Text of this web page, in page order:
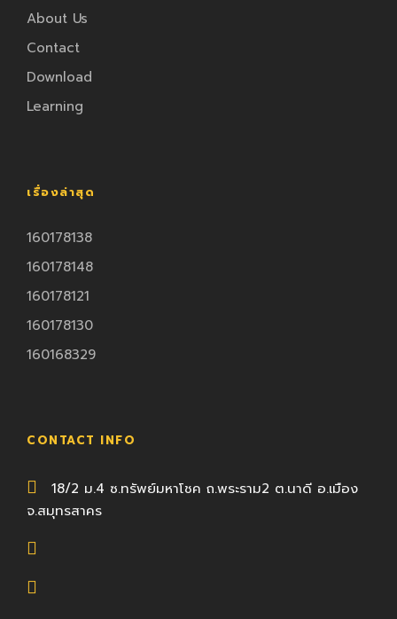
About Us
Contact
Download
Learning
เรื่องล่าสุด
160178138
160178148
160178121
160178130
160168329
CONTACT INFO
18/2 ม.4 ซ.ทรัพย์มหาโชค ถ.พระราม2 ต.นาดี อ.เมือง
จ.สมุทรสาคร